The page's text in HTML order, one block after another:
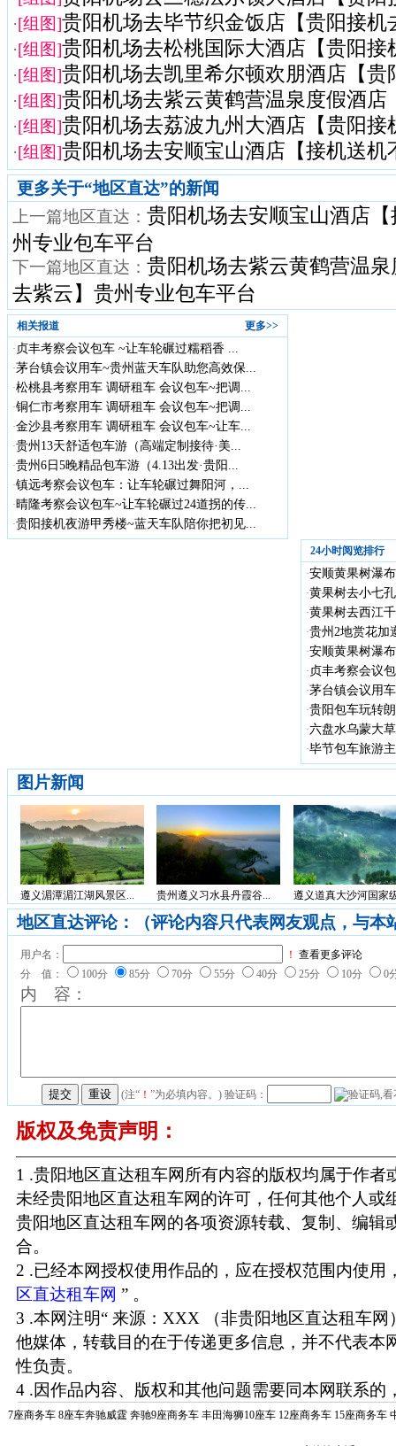
·[组图]贵阳机场去毕节织金饭店【贵阳接机
·[组图]贵阳机场去松桃国际大酒店【贵阳接
·[组图]贵阳机场去凯里希尔顿欢朋酒店【贵
·[组图]贵阳机场去紫云黄鹤营温泉度假酒店
·[组图]贵阳机场去荔波九州大酒店【贵阳接
·[组图]贵阳机场去安顺宝山酒店【接机送机
更多关于“地区直达”的新闻
上一篇地区直达： 贵阳机场去安顺宝山酒店
州专业包车平台
下一篇地区直达： 贵阳机场去紫云黄鹤营温
去紫云】贵州专业包车平台
更多>>
相关报道
· 贞丰考察会议包车 ~让车轮碾过糯稻香 ...
·茅台镇会议用车~贵州蓝天车队助您高效保...
·松桃县考察用车 调研租车 会议包车~把调...
·铜仁市考察用车 调研租车 会议包车~把调...
·金沙县考察用车 调研租车 会议包车~让车...
·贵州13天舒适包车游（高端定制接待·美...
·贵州6日5晚精品包车游（4.13出发·贵阳...
·镇远考察会议包车：让车轮碾过舞阳河，...
·晴隆考察会议包车~让车轮碾过24道拐的传...
·贵阳接机夜游甲秀楼~蓝天车队陪你把初见...
24小时阅览排行
·安顺黄果树瀑
·黄果树去小七
·黄果树去西江
·贵州2地赏花加
·安顺黄果树瀑
· 贞丰考察会议
·茅台镇会议用
·贵阳包车玩转
·六盘水乌蒙大
·毕节包车旅游
图片新闻
遵义湄潭湄江湖风景区... 贵州遵义习水县丹霞谷... 遵义道真大沙河国家
地区直达评论：（评论内容只代表网友观点，与本
用户名： ！ 查看更多评论
分 值：
100分 85分 70分 55分 40分 25分 10分 0
内 容：
(注“ ！ ”为必填内容。) 验证码：
版权及免责声明：
1 .贵阳地区直达租车网所有内容的版权均属于作者
未经贵阳地区直达租车网的许可，任何其他个人或
贵阳地区直达租车网的各项资源转载、复制、编辑
合。
2 .已经本网授权使用作品的，应在授权范围内使用
区直达租车网 ” 。
3 .本网注明“ 来源：XXX （非贵阳地区直达租车网
他媒体，转载目的在于传递更多信息，并不代表本
性负责。
4 .因作品内容、版权和其他问题需要同本网联系的
7座商务车 8座车奔驰威霆 奔驰9座商务车 丰田海狮10座车 12座商务车 15座商务车